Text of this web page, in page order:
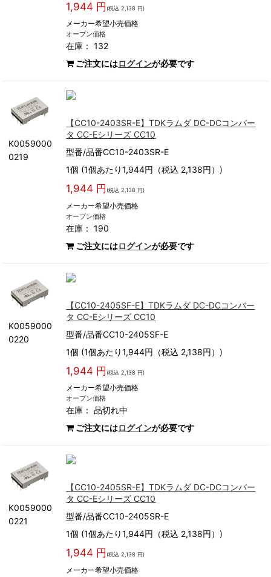
1,944 円 (税込 2,138 円)
メーカー希望小売価格
オープン価格
在庫： 132
ご注文にはログインが必要です
K0059000
0219
【CC10-2403SR-E】TDKラムダ DC-DCコンバー
タ CC-Eシリーズ CC10
型番/品番CC10-2403SR-E
1個 (1個あたり1,944円（税込 2,138円）)
1,944 円 (税込 2,138 円)
メーカー希望小売価格
オープン価格
在庫： 190
ご注文にはログインが必要です
K0059000
0220
【CC10-2405SF-E】TDKラムダ DC-DCコンバー
タ CC-Eシリーズ CC10
型番/品番CC10-2405SF-E
1個 (1個あたり1,944円（税込 2,138円）)
1,944 円 (税込 2,138 円)
メーカー希望小売価格
オープン価格
在庫：品切れ中
ご注文にはログインが必要です
K0059000
0221
【CC10-2405SR-E】TDKラムダ DC-DCコンバー
タ CC-Eシリーズ CC10
型番/品番CC10-2405SR-E
1個 (1個あたり1,944円（税込 2,138円）)
1,944 円 (税込 2,138 円)
メーカー希望小売価格